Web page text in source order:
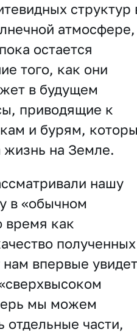
структур
атмосфере,
остается
того, как они
в будущем
приводящие к
и бурям,
жизнь на Земле.
нашу
в «обычном
время как
полученных
впервые
мы можем
отдельные части,